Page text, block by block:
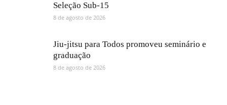
Seleção Sub-15
8 de agosto de 2026
Jiu-jitsu para Todos promoveu seminário e
graduação
8 de agosto de 2026